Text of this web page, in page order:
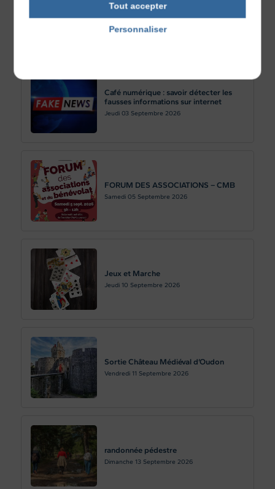
Sanglier à la broche
Samedi 29 Août 2026
Café numérique : savoir détecter les
fausses informations sur internet
Jeudi 03 Septembre 2026
FORUM DES ASSOCIATIONS – CMB
Samedi 05 Septembre 2026
Jeux et Marche
Jeudi 10 Septembre 2026
Sortie Château Médiéval d’Oudon
Vendredi 11 Septembre 2026
randonnée pédestre
Dimanche 13 Septembre 2026
Tout accepter
Personnaliser